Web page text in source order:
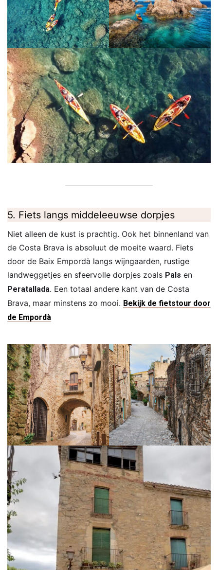
5. Fiets langs middeleeuwse dorpjes
Niet alleen de kust is prachtig. Ook het binnenland van
de Costa Brava is absoluut de moeite waard. Fiets
door de Baix Empordà langs wijngaarden, rustige
landweggetjes en sfeervolle dorpjes zoals Pals en
Peratallada. Een totaal andere kant van de Costa
Brava, maar minstens zo mooi. Bekijk de fietstour door
de Empordà